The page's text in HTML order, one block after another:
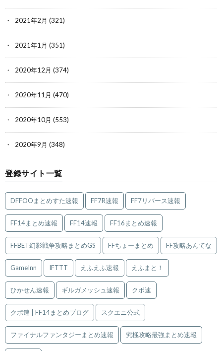
2021年2月 (321)
2021年1月 (351)
2020年12月 (374)
2020年11月 (470)
2020年10月 (553)
2020年9月 (348)
登録サイト一覧
DFFOOまとめすた速報 FF7R速報 FF7リバース速報
FF14まとめ速報 FF14速報 FF16まとめ速報
FFBET幻影戦争攻略まとめGS FFちょーまとめ FF攻略あんてな
GameInn IFTTT えふえふ速報 えふまと！
ひかせん速報 ギルガメッシュ速報 クポ速
クポ速 | FF14まとめブログ スクエニ公式
ファイナルファンタジーまとめ速報 究極攻略最強まとめ速報